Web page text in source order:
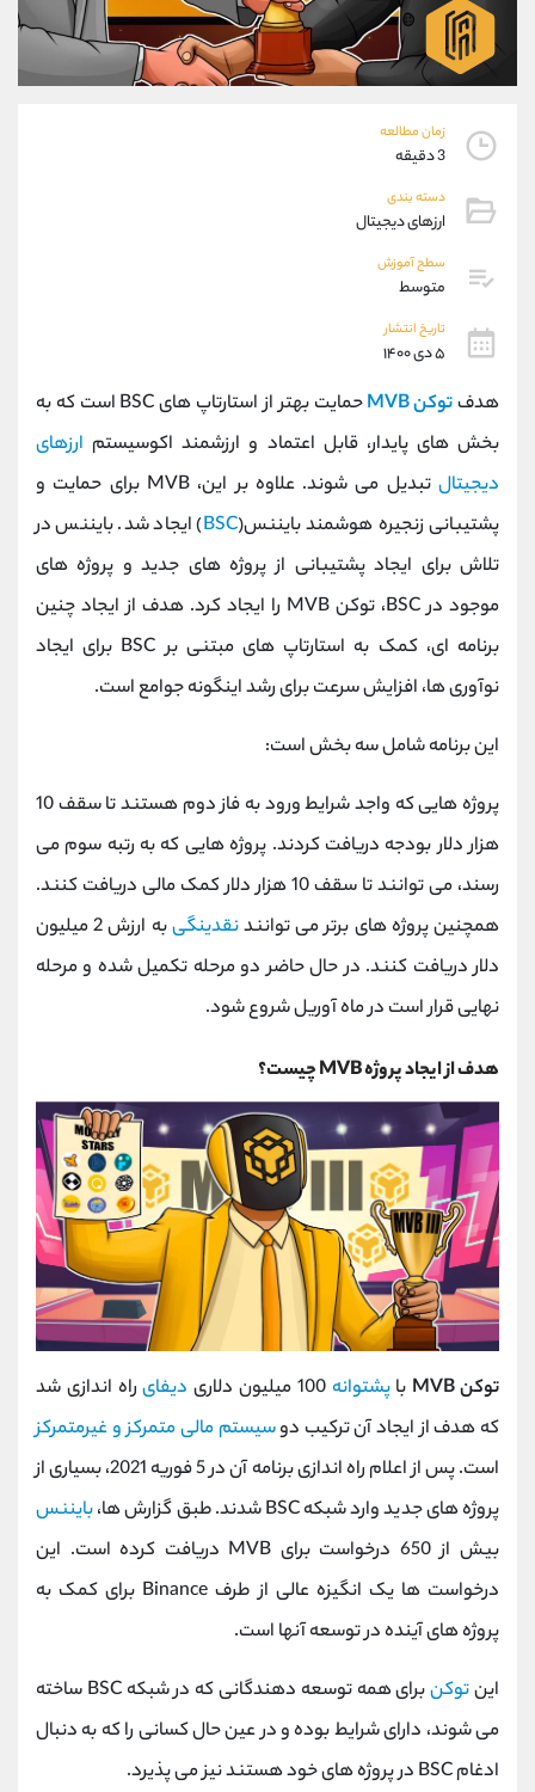
زمان مطالعه
3 دقیقه
دسته بندی
ارزهای دیجیتال
سطح آموزش
متوسط
تاریخ انتشار
۵ دی ۱۴۰۰
هدفتوکن MVB
حمایت بهتر از استارتاپ های BSC است که به
بخش های پایدار، قابل اعتماد و ارزشمند اکوسیستم ارزهای
دیجیتال
تبدیل می شوند. علاوه بر این، MVB برای حمایت و
پشتیبانی زنجیره هوشمند بایننس(BSC) ایجاد شد. بایننس در
تلاش برای ایجاد پشتیبانی از پروژه های جدید و پروژه های
موجود در BSC، توکن MVB را ایجاد کرد. هدف از ایجاد چنین
برنامه ای، کمک به استارتاپ های مبتنی بر BSC برای ایجاد
نوآوری ها، افزایش سرعت برای رشد اینگونه جوامع است.
این برنامه شامل سه بخش است:
پروژه هایی که واجد شرایط ورود به فاز دوم هستند تا سقف 10
هزار دلار بودجه دریافت کردند. پروژه هایی که به رتبه سوم می
رسند، می توانند تا سقف 10 هزار دلار کمک مالی دریافت کنند.
همچنین پروژه های برتر می توانندنقدینگی
به ارزش 2 میلیون
دلار دریافت کنند. در حال حاضر دو مرحله تکمیل شده و مرحله
نهایی قرار است در ماه آوریل شروع شود.
هدف از ایجاد پروژه MVB چیست؟
توکن MVB باپشتوانه 100 میلیون دلاری دیفایراه اندازی شد
که هدف از ایجاد آن ترکیب دوسیستم مالی متمرکز و غیرمتمرکز
است. پس از اعلام راه اندازی برنامه آن در 5 فوریه 2021، بسیاری از
پروژه های جدید وارد شبکه BSC شدند. طبق گزارش ها،
بایننس
بیش از 650 درخواست برای MVB دریافت کرده است. این
درخواست ها یک انگیزه عالی از طرف Binance برای کمک به
پروژه های آینده در توسعه آنها است.
اینتوکن
برای همه توسعه دهندگانی که در شبکه BSC ساخته
می شوند، دارای شرایط بوده و در عین حال کسانی را که به دنبال
ادغام BSC در پروژه های خود هستند نیز می پذیرد.
09101364784
واتساپ شروع گفتگو
تلگرام @Armteam_admin_104
پشتیبان فروش
موبایل
واتساپ
داخلی
اطلاعات تماس (دفتر فروش)
تلفن 021-22021030
بدون پیش شماره 90001030
اینستاگرام @alireza.mehrabii
کانال تلگرام @alirezamehrabi_com